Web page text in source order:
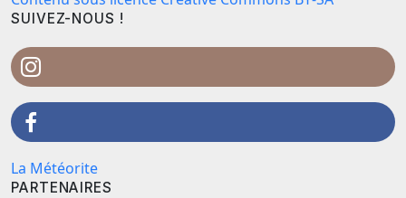
SUIVEZ-NOUS !
La Météorite
PARTENAIRES